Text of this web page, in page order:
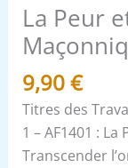
La Peur
9,90€
Titres des
1 – AF1401 : La
Transcender